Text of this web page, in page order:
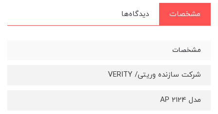
مشخصات دیدگاه‌ها
مشخصات
شرکت سازنده وریتی/ VERITY
مدل AP 2124